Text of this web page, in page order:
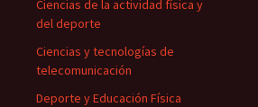
Ciencias de la actividad física y
del deporte
Ciencias y tecnologías de
telecomunicación
Deporte y Educación Física